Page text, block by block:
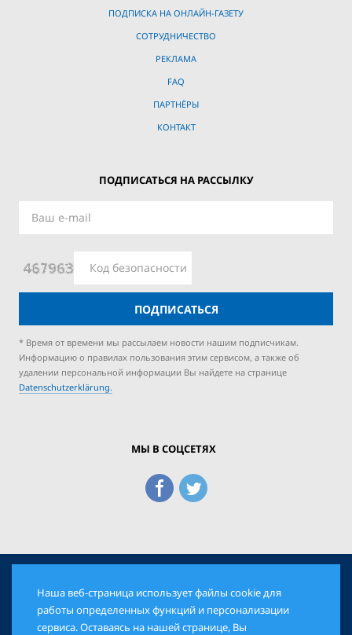
ПОДПИСКА НА ОНЛАЙН-ГАЗЕТУ
СОТРУДНИЧЕСТВО
РЕКЛАМА
FAQ
ПАРТНЁРЫ
КОНТАКТ
ПОДПИСАТЬСЯ НА РАССЫЛКУ
ПОДПИСАТЬСЯ
* Время от времени мы рассылаем новости нашим подписчикам.
Информацию о правилах пользования этим сервисом, а также об
удалении персональной информации Вы найдете на странице
Datenschutzerklärung.
МЫ В СОЦСЕТЯХ
© 2026 Еврейская Панорама. Все права защищены
Наша веб-страница использует файлы cookie для
работы определенных функций и персонализации
сервиса. Оставаясь на нашей странице, Вы